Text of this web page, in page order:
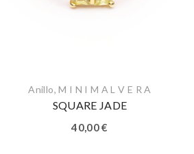
Anillo,M I N I M A L V E R A
SQUARE JADE
40,00€